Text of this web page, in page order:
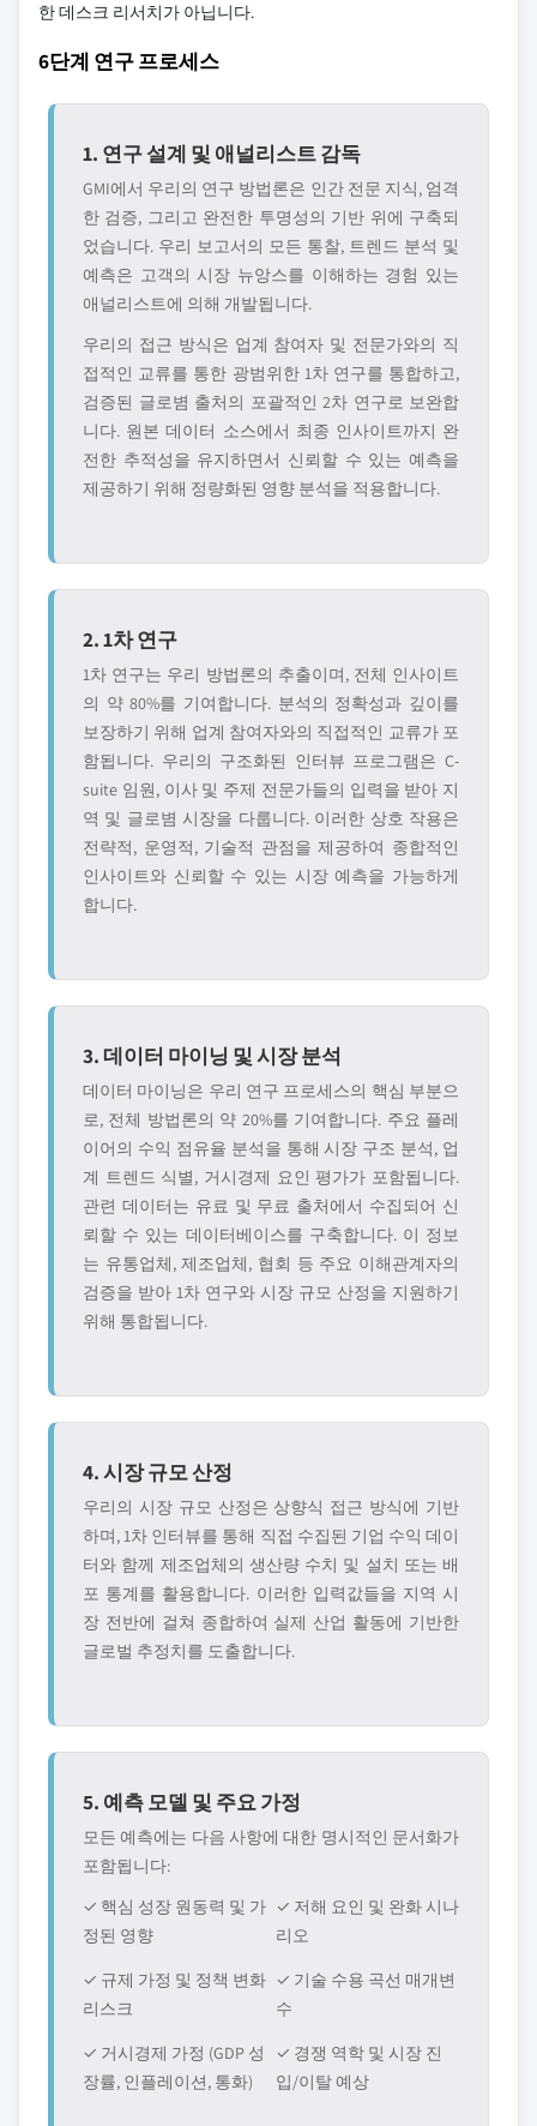
한 데스크 리서치가 아닙니다.
6단계 연구 프로세스
1. 연구 설계 및 애널리스트 감독
GMI에서 우리의 연구 방법론은 인간 전문 지식, 엄격
한 검증, 그리고 완전한 투명성의 기반 위에 구축되
었습니다. 우리 보고서의 모든 통찰, 트렌드 분석 및
예측은 고객의 시장 뉴앙스를 이해하는 경험 있는
애널리스트에 의해 개발됩니다.
우리의 접근 방식은 업계 참여자 및 전문가와의 직
접적인 교류를 통한 광범위한 1차 연구를 통합하고,
검증된 글로볌 출처의 포괄적인 2차 연구로 보완합
니다. 원본 데이터 소스에서 최종 인사이트까지 완
전한 추적성을 유지하면서 신뢰할 수 있는 예측을
제공하기 위해 정량화된 영향 분석을 적용합니다.
2. 1차 연구
1차 연구는 우리 방법론의 추출이며, 전체 인사이트
의 약 80%를 기여합니다. 분석의 정확성과 깊이를
보장하기 위해 업계 참여자와의 직접적인 교류가 포
함됩니다. 우리의 구조화된 인터뷰 프로그램은 C-
suite 임원, 이사 및 주제 전문가들의 입력을 받아 지
역 및 글로볌 시장을 다룹니다. 이러한 상호 작용은
전략적, 운영적, 기술적 관점을 제공하여 종합적인
인사이트와 신뢰할 수 있는 시장 예측을 가능하게
합니다.
3. 데이터 마이닝 및 시장 분석
데이터 마이닝은 우리 연구 프로세스의 핵심 부분으
로, 전체 방법론의 약 20%를 기여합니다. 주요 플레
이어의 수익 점유율 분석을 통해 시장 구조 분석, 업
계 트렌드 식별, 거시경제 요인 평가가 포함됩니다.
관련 데이터는 유료 및 무료 출처에서 수집되어 신
뢰할 수 있는 데이터베이스를 구축합니다. 이 정보
는 유통업체, 제조업체, 협회 등 주요 이해관계자의
검증을 받아 1차 연구와 시장 규모 산정을 지원하기
위해 통합됩니다.
4. 시장 규모 산정
우리의 시장 규모 산정은 상향식 접근 방식에 기반
하며, 1차 인터뷰를 통해 직접 수집된 기업 수익 데이
터와 함께 제조업체의 생산량 수치 및 설치 또는 배
포 통계를 활용합니다. 이러한 입력값들을 지역 시
장 전반에 걸쳐 종합하여 실제 산업 활동에 기반한
글로벌 추정치를 도출합니다.
5. 예측 모델 및 주요 가정
모든 예측에는 다음 사항에 대한 명시적인 문서화가
포함됩니다:
✓ 핵심 성장 원동력 및 가
정된 영향
✓ 저해 요인 및 완화 시나
리오
✓ 규제 가정 및 정책 변화
리스크
✓ 기술 수용 곡선 매개변
수
✓ 거시경제 가정 (GDP 성
장률, 인플레이션, 통화)
✓ 경쟁 역학 및 시장 진
입/이탈 예상